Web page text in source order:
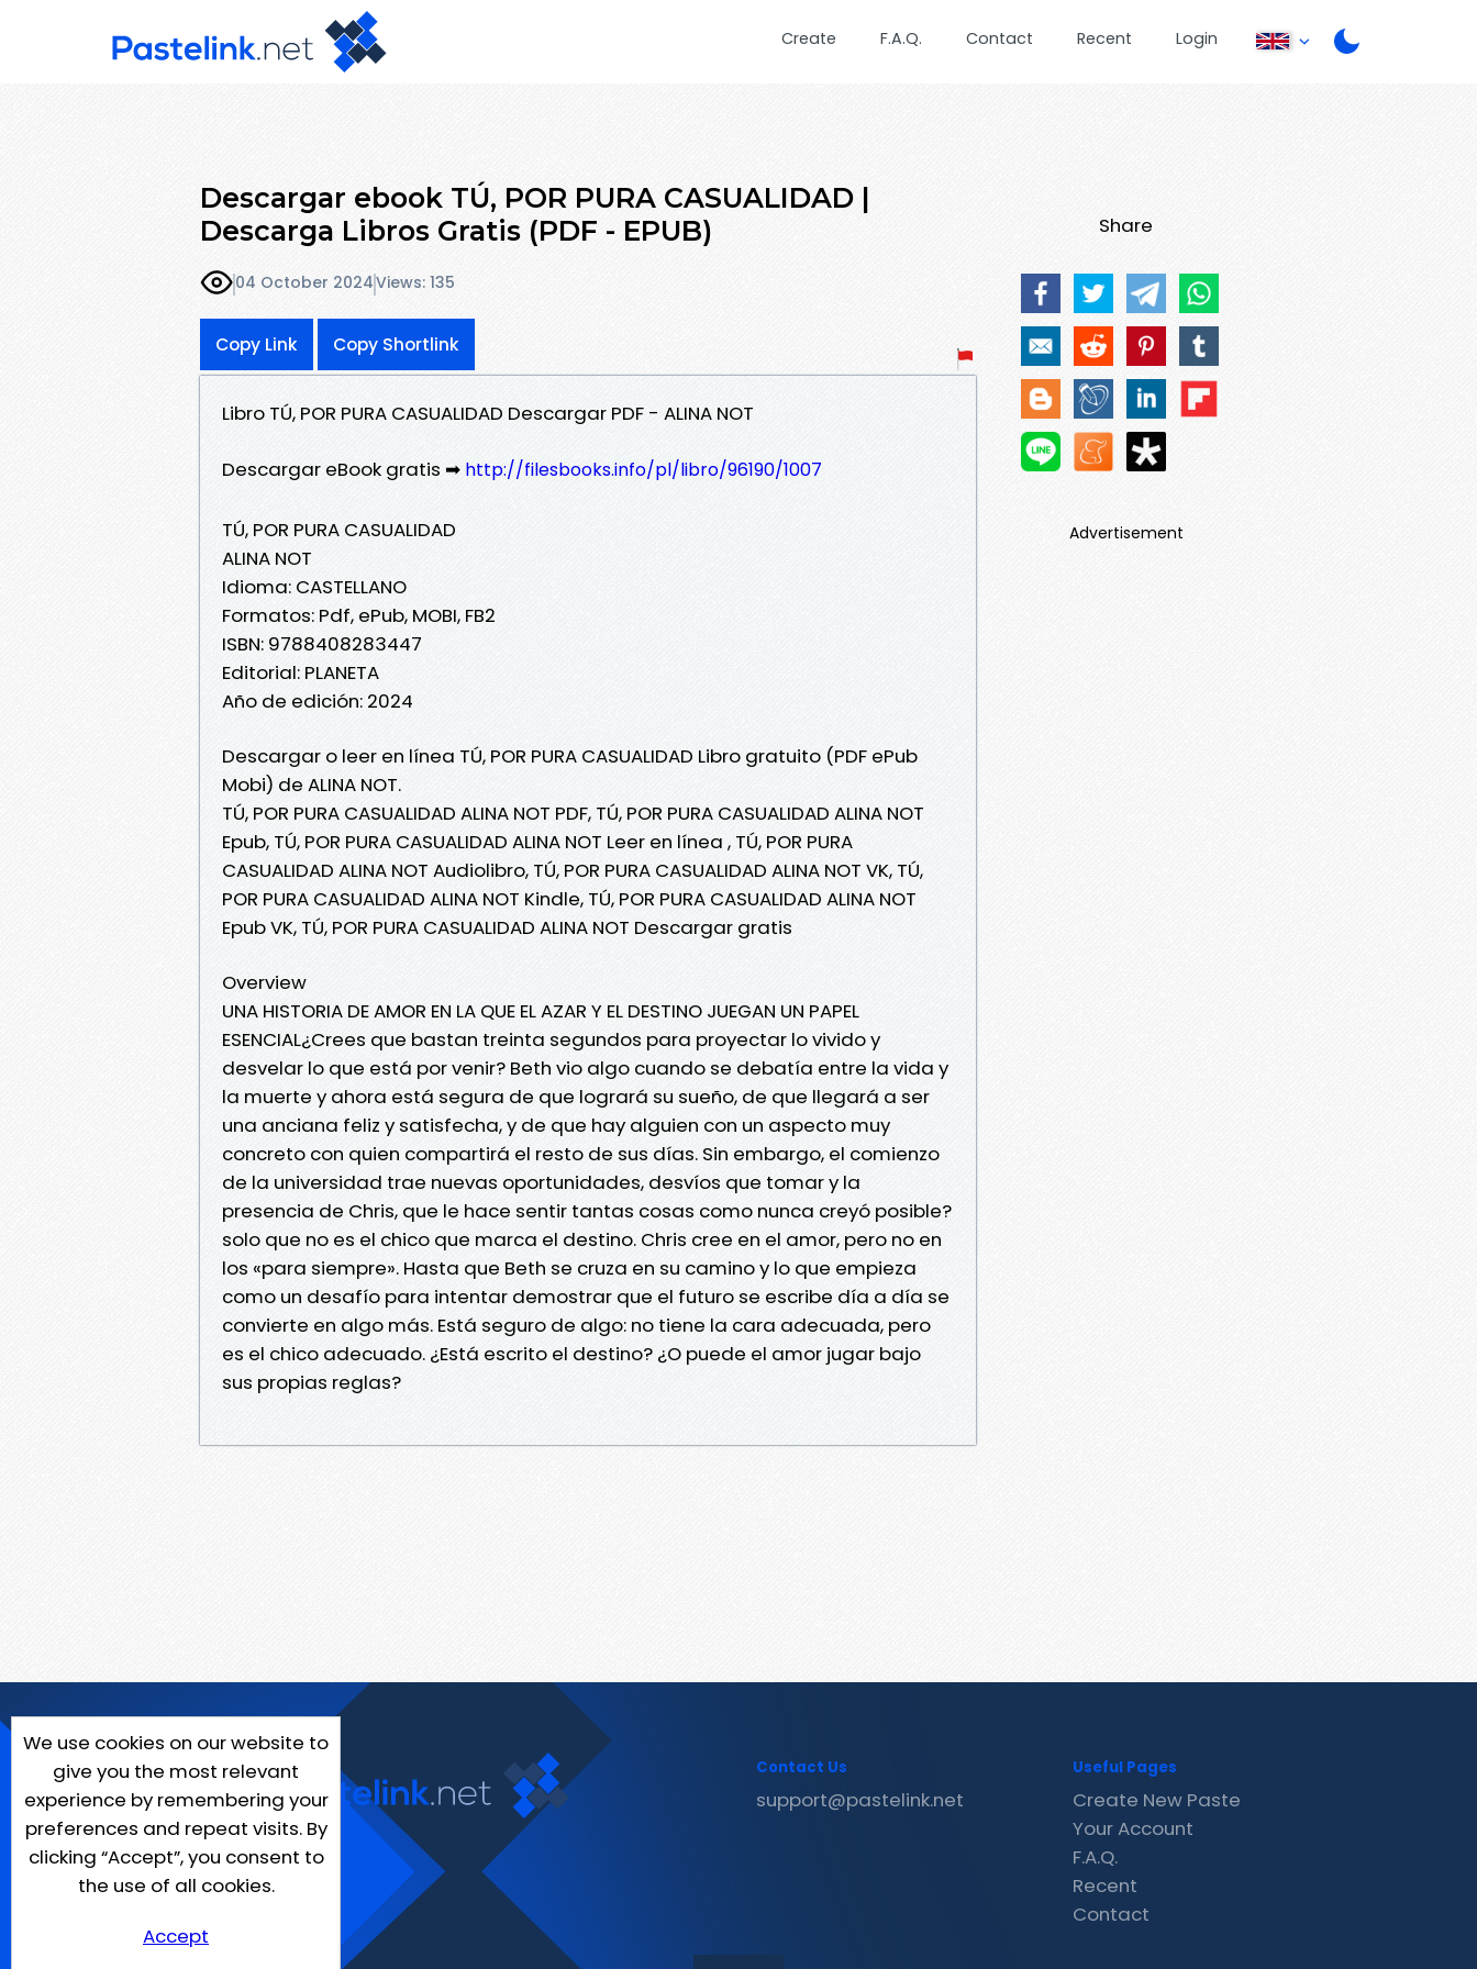
Create F.A.Q. Contact Recent Login
Descargar ebook TÚ, POR PURA CASUALIDAD |
Descarga Libros Gratis (PDF - EPUB)
04 October 2024Views: 135
Copy Link Copy Shortlink
Libro TÚ, POR PURA CASUALIDAD Descargar PDF - ALINA NOT
Descargar eBook gratis ➡ http://filesbooks.info/pl/libro/96190/1007
TÚ, POR PURA CASUALIDAD
ALINA NOT
Idioma: CASTELLANO
Formatos: Pdf, ePub, MOBI, FB2
ISBN: 9788408283447
Editorial: PLANETA
Año de edición: 2024
Descargar o leer en línea TÚ, POR PURA CASUALIDAD Libro gratuito (PDF ePub
Mobi) de ALINA NOT.
TÚ, POR PURA CASUALIDAD ALINA NOT PDF, TÚ, POR PURA CASUALIDAD ALINA NOT
Epub, TÚ, POR PURA CASUALIDAD ALINA NOT Leer en línea , TÚ, POR PURA
CASUALIDAD ALINA NOT Audiolibro, TÚ, POR PURA CASUALIDAD ALINA NOT VK, TÚ,
POR PURA CASUALIDAD ALINA NOT Kindle, TÚ, POR PURA CASUALIDAD ALINA NOT
Epub VK, TÚ, POR PURA CASUALIDAD ALINA NOT Descargar gratis
Overview
UNA HISTORIA DE AMOR EN LA QUE EL AZAR Y EL DESTINO JUEGAN UN PAPEL
ESENCIAL¿Crees que bastan treinta segundos para proyectar lo vivido y
desvelar lo que está por venir? Beth vio algo cuando se debatía entre la vida y
la muerte y ahora está segura de que logrará su sueño, de que llegará a ser
una anciana feliz y satisfecha, y de que hay alguien con un aspecto muy
concreto con quien compartirá el resto de sus días. Sin embargo, el comienzo
de la universidad trae nuevas oportunidades, desvíos que tomar y la
presencia de Chris, que le hace sentir tantas cosas como nunca creyó posible?
solo que no es el chico que marca el destino. Chris cree en el amor, pero no en
los «para siempre». Hasta que Beth se cruza en su camino y lo que empieza
como un desafío para intentar demostrar que el futuro se escribe día a día se
convierte en algo más. Está seguro de algo: no tiene la cara adecuada, pero
es el chico adecuado. ¿Está escrito el destino? ¿O puede el amor jugar bajo
sus propias reglas?
Share
Advertisement
We use cookies on our website to
give you the most relevant
experience by remembering your
preferences and repeat visits. By
clicking “Accept”, you consent to
the use of all cookies.
Accept
Contact Us
support@pastelink.net
Useful Pages
Create New Paste
Your Account
F.A.Q.
Recent
Contact